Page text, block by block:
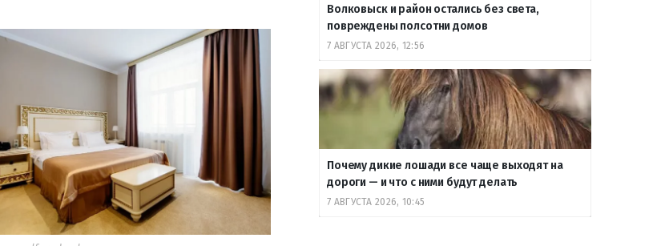
Волковыск и район остались без света,
повреждены полсотни домов
7 АВГУСТА 2026, 12:56
Почему дикие лошади все чаще выходят на
дороги — и что с ними будут делать
7 АВГУСТА 2026, 10:45